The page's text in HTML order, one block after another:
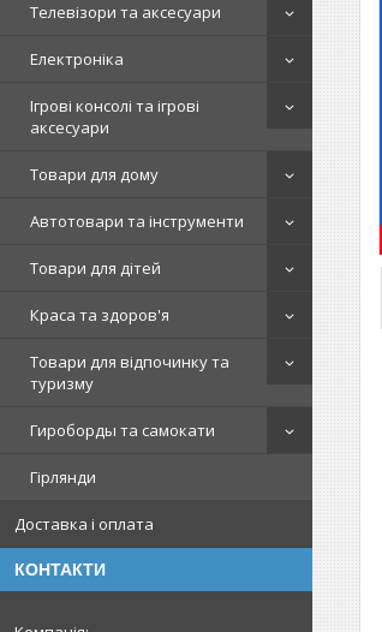
Телевізори та аксесуари
Електроніка
Ігрові консолі та ігрові
аксесуари
Товари для дому
Автотовари та інструменти
Товари для дітей
Краса та здоров'я
Товари для відпочинку та
туризму
Гироборды та самокати
Гірлянди
Доставка і оплата
КОНТАКТИ